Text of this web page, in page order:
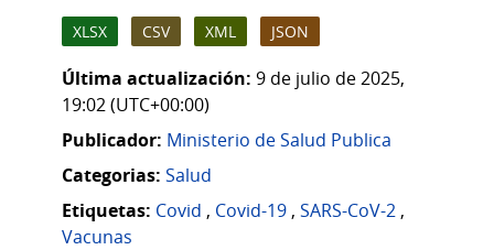
XLSX CSV XML JSON
Última actualización: 9 de julio de 2025,
19:02 (UTC+00:00)
Publicador: Ministerio de Salud Publica
Categorias: Salud
Etiquetas: Covid , Covid-19 , SARS-CoV-2 ,
Vacunas